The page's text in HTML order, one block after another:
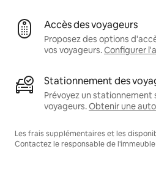
Accès des voyageurs
Proposez des options
vos voyageurs.Configurer
Stationnement des
Prévoyez un stationnement
voyageurs.Obtenir une
Les frais supplémentaires et les
Contactez le responsable de